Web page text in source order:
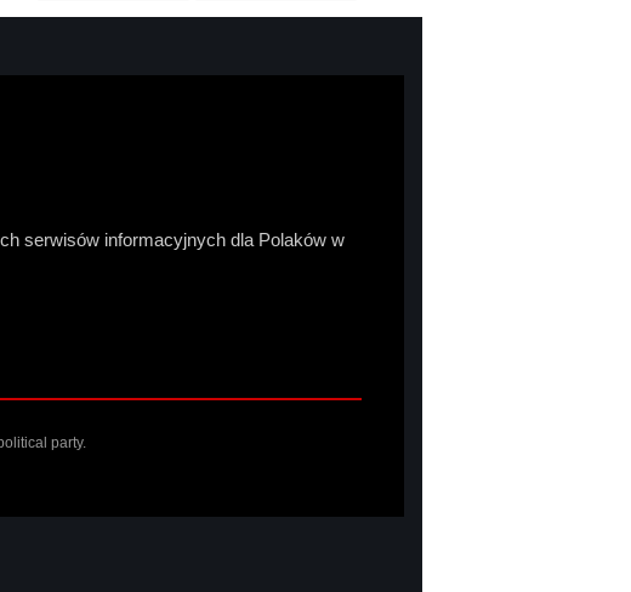
serwisów informacyjnych dla Polaków w
party.